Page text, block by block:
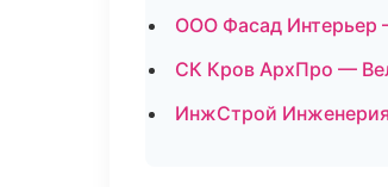
ООО Фасад Интерьер
СК Кров АрхПро —
ИнжСтрой